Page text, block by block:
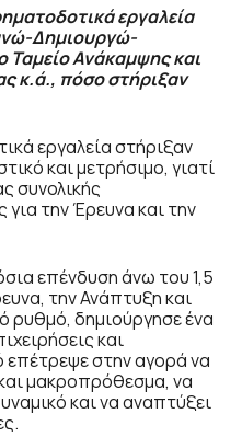
εργαλεία
Δημιουργώ-
Ταμείο Ανάκαμψης και
κ.ά., πόσο στήριξαν
εργαλεία στήριξαν
και μετρήσιμο, γιατί
συνολικής
την Έρευνα και την
επένδυση άνω του 1,5
την Ανάπτυξη και
ρυθμό, δημιούργησε ένα
και
επέτρεψε στην αγορά να
μακροπρόθεσμα, να
και να αναπτύξει